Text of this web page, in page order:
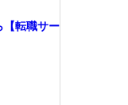
【転職サー